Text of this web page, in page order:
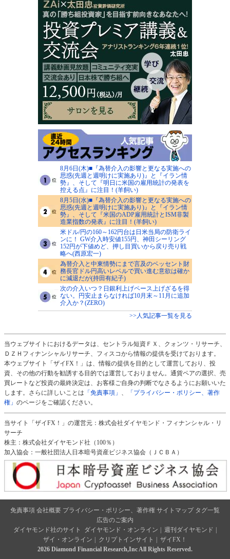
8月6日(木)■『為替介入の影響と更なる実施への
思惑(先週と週明けに実施あり)』と『イラン情
勢』、そして『明日に米国の雇用統計の発表を
控える点』に注目！(羊飼い)
8月5日(水)■『為替介入の影響と更なる実施への
思惑(先週と週明けに実施あり)』と『イラン情
勢』、そして『米国のADP雇用統計とISM非製
造業指数の発表』に注目！(羊飼い)
米ドル/円の160～162円台は日米当局の防衛ライ
ンに！ GW介入時安値155円、神田シーリング
152円が下値めど、押し目買いから戻り売り戦
略へ(西原宏一)
為替介入と中東情勢にまで言及のベッセント財
務長官ドル円高いレベルで買い進む意欲は確か
に減退だが(持田有紀子)
次の介入いつ？日銀利上げペース上げざるを得
ない。円安止まらなければ10月末～11月に追加
介入か？(ZERO)
>>人気記事一覧を見る
当ウェブサイトにおけるデータは、セントラル短資ＦＸ、クォンツ・リサーチ、
ＤＺＨフィナンシャルリサーチ、フィスコから情報の提供を受けております。
本ウェブサイト「ザイFX！」は、情報の提供を目的として運営しており、投
資、その他の行動を勧誘する目的では運営しておりません。通貨ペアの選択、売
買レートなど投資の最終決定は、お客様ご自身の判断でなさるようにお願いいた
します。さらに詳しいことは 「免責事項」 、
「プライバシー・ポリシー、著作
権」 のページをご確認ください。
当サイト「ザイFX！」の運営元：株式会社ダイヤモンド・フィナンシャル・リ
サーチ
株主：株式会社ダイヤモンド社（100％）
加入協会：一般社団法人日本暗号資産ビジネス協会（ＪＣＢＡ）
免責事項 会社概要 プライバシー・ポリシー、著作権 サイトマップ タグ一覧
広告のご案内
ダイヤモンド社のサイト
ダイヤモンド・オンライン | 週刊ダイヤモンド |
ザイ・オンライン | クリプトインサイト | ザイFX！
2026 Diamond Financial Research,Inc All Rights Reserved.